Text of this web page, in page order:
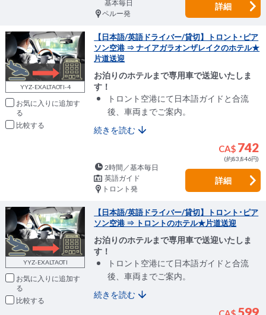
基本毎日
ペルー発
詳細
YYZ-EXALTAOTI-4
お気に入りに追加
比較
【日本語/英語ドライバー/貸切】トロント･ピア
ソン空港 ⇒ ナイアガラオンザレイクのホテル★
片道送迎
お泊りのホテルまで専用車で送迎いたしま
す！
トロント空港にて日本語ガイドと合流
後、車両までご案内。
続きを読む
CA$ 742
(約83,846円)
2時間／基本毎日
英語ガイド
トロント発
詳細
YYZ-EXALTAOTI
お気に入りに追加
比較
【日本語/英語ドライバー/貸切】トロント･ピア
ソン空港 ⇒ トロントのホテル★片道送迎
お泊りのホテルまで専用車で送迎いたしま
す！
トロント空港にて日本語ガイドと合流
後、車両までご案内。
続きを読む
599